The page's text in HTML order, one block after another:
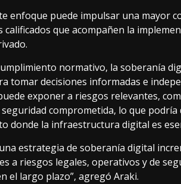
enfoque puede impulsar una mayor
calificados que acompañen la
normativo, la soberanía
tomar decisiones informadas e
exponer a riesgos relevantes,
comprometida, lo que
donde la infraestructura digital es
estrategia de soberanía digital
a riesgos legales, operativos y de
el largo plazo”, agregó Araki.